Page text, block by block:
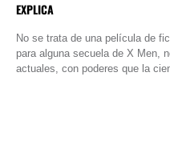
EXPLICA
No se trata de una película de
para alguna secuela de X Men,
actuales, con poderes que la